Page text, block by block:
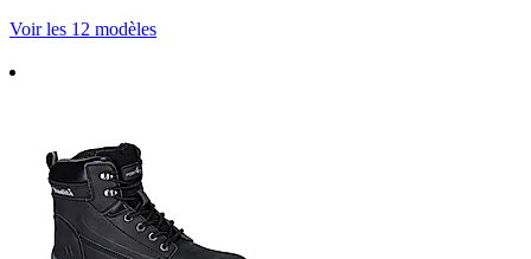
Voir les 12 modèles